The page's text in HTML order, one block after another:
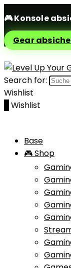
🎮Konsole
Gear
Search for:
Wishlist
Wishlist
Base
🎮 Shop